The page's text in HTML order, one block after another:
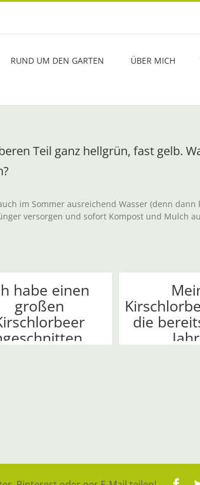
RUND UM DEN GARTEN ÜBER MICH
Teil ganz hellgrün, fast gelb.
im Sommer ausreichend Wasser (denn dann
versorgen und sofort Kompost und Mulch
habe einen
großen
...
die